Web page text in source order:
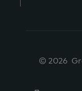
© 2026